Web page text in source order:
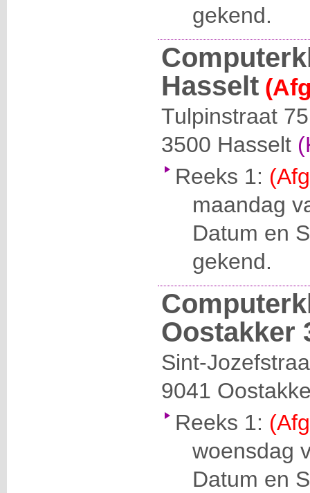
gekend.
Hasselt
Tulpinstraat 75
3500 Hasselt
Reeks 1:
maandag
Datum en
gekend.
Oostakker
Sint-
9041
Reeks 1:
woensdag
Datum en